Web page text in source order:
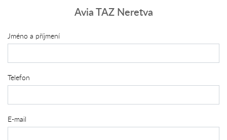
Avia TAZ Neretva
Jméno a příjmení
Telefon
E-mail